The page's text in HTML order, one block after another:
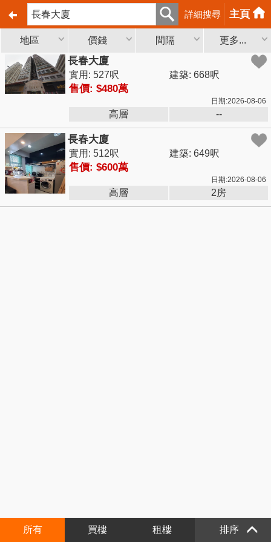
詳細搜尋 主頁
地區 價錢 間隔 更多...
長春大廈
實用: 527呎 建築: 668呎
售價: $480萬
日期:2026-08-06
高層 --
長春大廈
實用: 512呎 建築: 649呎
售價: $600萬
日期:2026-08-06
高層 2房
所有 買樓 租樓 排序